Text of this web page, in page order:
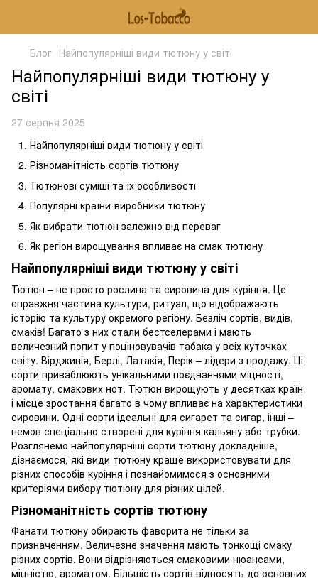
Блог Найпопулярніші види тютюну у світі
Найпопулярніші види тютюну у
світі
27 серпня 2025
Найпопулярніші види тютюну у світі
Різноманітність сортів тютюну
Тютюнові суміші та їх особливості
Популярні країни-виробники тютюну
Як вибрати тютюн залежно від переваг
Як регіон вирощування впливає на смак тютюну
Найпопулярніші види тютюну у світі
Тютюн – не просто рослина та сировина для куріння. Це
справжня частина культури, ритуал, що відображають
історію та культуру окремого регіону. Безліч сортів, видів,
смаків! Багато з них стали бестселерами і мають
величезний попит у поціновувачів табака у всіх куточках
світу. Вірджинія, Берлі, Латакія, Перік – лідери з продажу. Ці
сорти приваблюють унікальними поєднаннями міцності,
аромату, смакових нот. Тютюн вирощують у десятках країн
і місце зростання багато в чому впливає на характеристики
сировини. Одні сорти ідеальні для сигарет та сигар, інші –
немов спеціально створені для куріння кальяну або трубки.
Розглянемо найпопулярніші сорти тютюну докладніше,
дізнаємося, які види тютюну краще використовувати для
різних способів куріння і познайомимося з основними
критеріями вибору тютюну для різних цілей.
Різноманітність сортів тютюну
Фанати тютюну обирають фаворита не тільки за
призначенням. Величезне значення мають тонкощі смаку
різних сортів. Вони відрізняються смаковими нюансами,
міцністю, ароматом. Більшість сортів відносять до основних